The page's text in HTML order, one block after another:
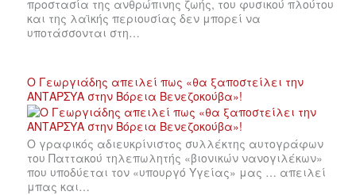
προστασία της ανθρώπινης ζωής, του φυσικού πλούτου
και της λαϊκής περιουσίας δεν μπορεί να
υποτάσσονται στη…
Ο Γεωργιάδης απειλεί πως «θα ξαποστείλει την
ΑΝΤΑΡΣΥΑ στην Βόρεια Βενεζοκούβα»!
Ο γραφικός αδιευκρίνιστος συλλέκτης αυτογράφων
του Παττακού τηλεπωλητής «βιονικών νανογιλέκων»
που υποδύεται τον «υπουργό Υγείας» μας … απειλεί
μπας και…